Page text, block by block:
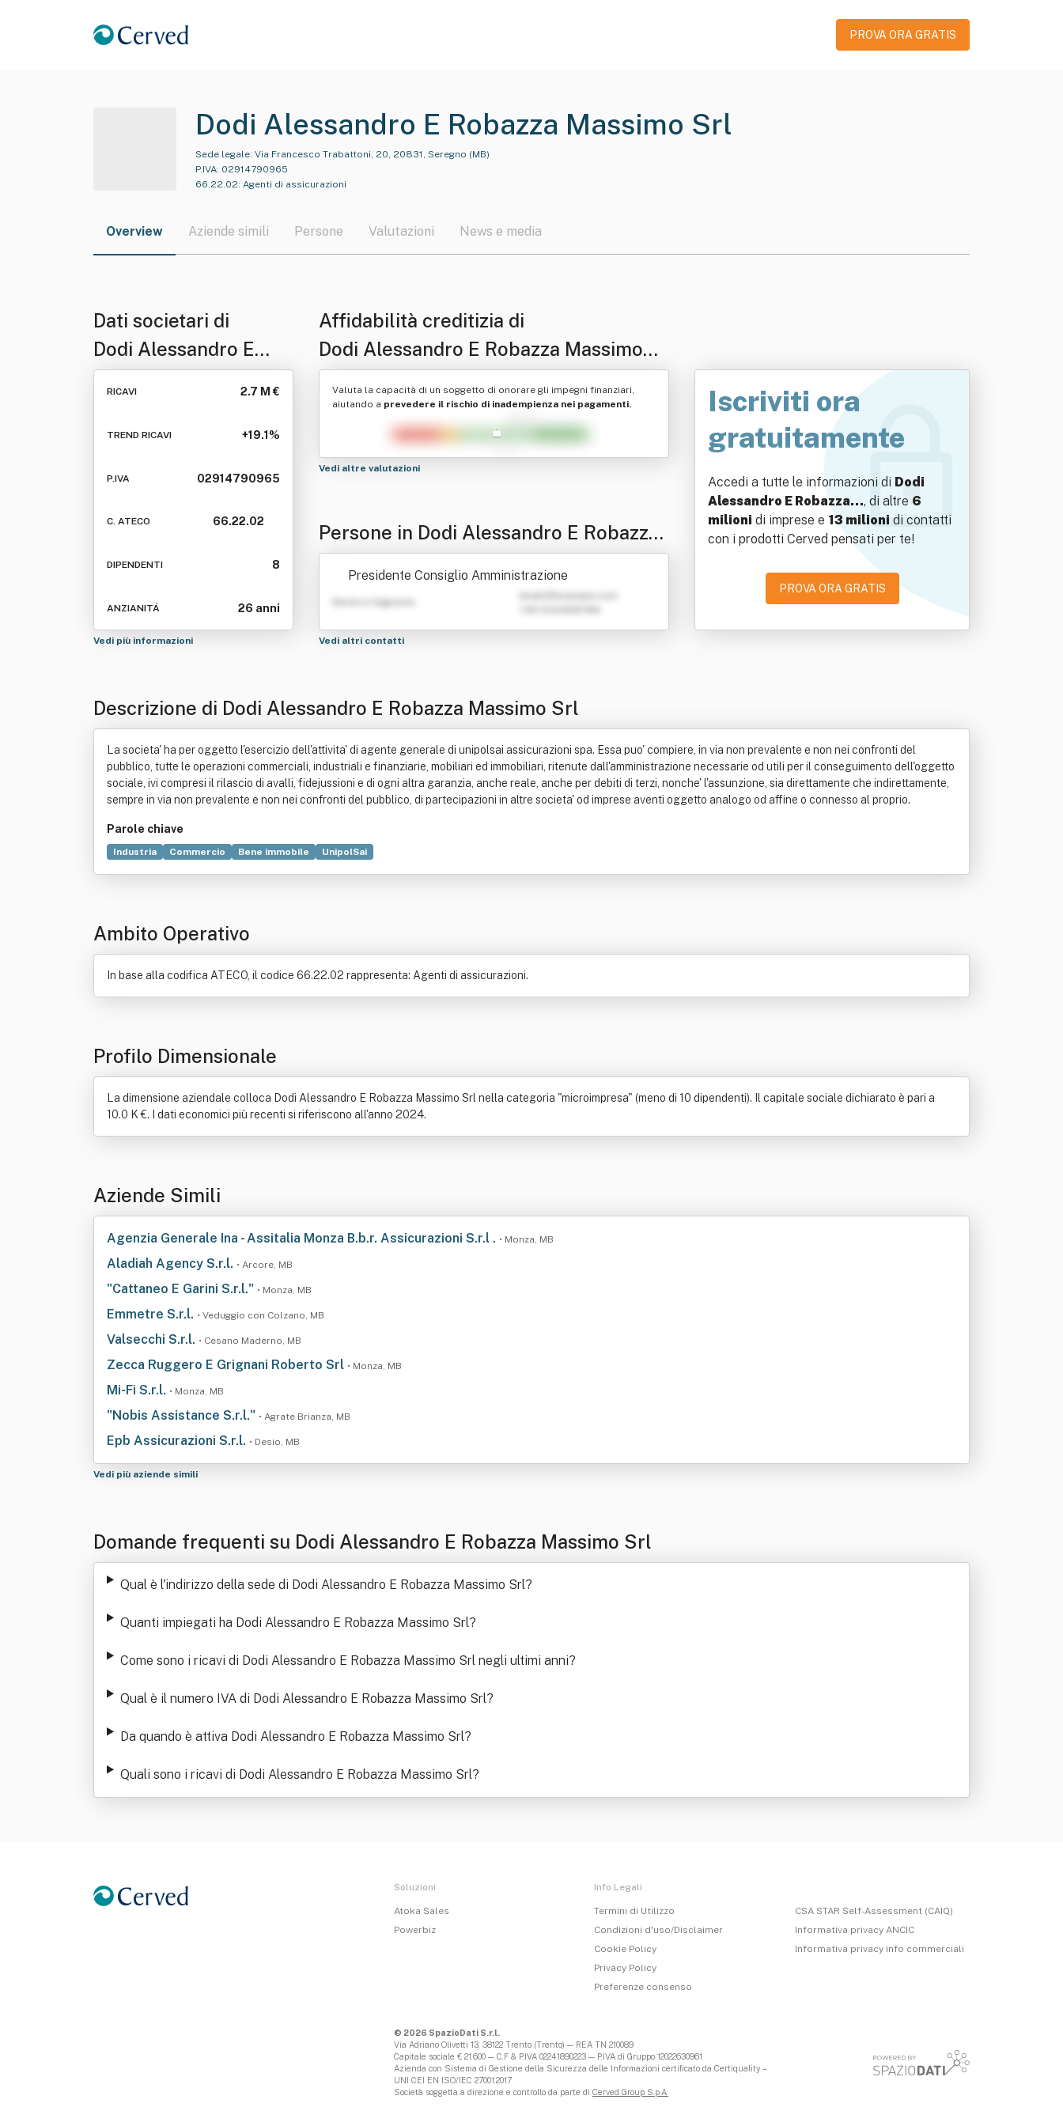
PROVA ORA GRATIS
Dodi Alessandro E Robazza Massimo Srl
Sede legale: Via Francesco Trabattoni, 20, 20831, Seregno (MB)
P.IVA: 02914790965
66.22.02: Agenti di assicurazioni
Overview Aziende simili Persone Valutazioni News e media
Dati societari di
Dodi Alessandro E
Robazza Massimo Srl
RICAVI 2.7 M €
TREND RICAVI +19.1%
P.IVA 02914790965
C. ATECO 66.22.02
DIPENDENTI 8
ANZIANITÁ 26 anni
Vedi più informazioni
Affidabilità creditizia di
Dodi Alessandro E Robazza Massimo
Srl
Valuta la capacità di un soggetto di onorare gli impegni finanziari,
aiutando a prevedere il rischio di inadempienza nei pagamenti.
Vedi altre valutazioni
Persone in Dodi Alessandro E Robazza
Massimo Srl
Presidente Consiglio Amministrazione
Nome e Cognome
Vedi altri contatti
Iscriviti ora
gratuitamente
Accedi a tutte le informazioni di Dodi
Alessandro E Robazza…, di altre 6
milioni di imprese e 13 milioni di contatti
con i prodotti Cerved pensati per te!
PROVA ORA GRATIS
Descrizione di Dodi Alessandro E Robazza Massimo Srl
La societa' ha per oggetto l'esercizio dell'attivita' di agente generale di unipolsai assicurazioni spa. Essa puo' compiere, in via non prevalente e non nei confronti del
pubblico, tutte le operazioni commerciali, industriali e finanziarie, mobiliari ed immobiliari, ritenute dall'amministrazione necessarie od utili per il conseguimento dell'oggetto
sociale, ivi compresi il rilascio di avalli, fidejussioni e di ogni altra garanzia, anche reale, anche per debiti di terzi, nonche' l'assunzione, sia direttamente che indirettamente,
sempre in via non prevalente e non nei confronti del pubblico, di partecipazioni in altre societa' od imprese aventi oggetto analogo od affine o connesso al proprio.
Parole chiave
Industria Commercio Bene immobile UnipolSai
Ambito Operativo
In base alla codifica ATECO, il codice 66.22.02 rappresenta: Agenti di assicurazioni.
Profilo Dimensionale
La dimensione aziendale colloca Dodi Alessandro E Robazza Massimo Srl nella categoria "microimpresa" (meno di 10 dipendenti). Il capitale sociale dichiarato è pari a
10.0 K €. I dati economici più recenti si riferiscono all'anno 2024.
Aziende Simili
Agenzia Generale Ina - Assitalia Monza B.b.r. Assicurazioni S.r.l . • Monza, MB
Aladiah Agency S.r.l. • Arcore, MB
"Cattaneo E Garini S.r.l." • Monza, MB
Emmetre S.r.l. • Veduggio con Colzano, MB
Valsecchi S.r.l. • Cesano Maderno, MB
Zecca Ruggero E Grignani Roberto Srl • Monza, MB
Mi-Fi S.r.l. • Monza, MB
"Nobis Assistance S.r.l." • Agrate Brianza, MB
Epb Assicurazioni S.r.l. • Desio, MB
Vedi più aziende simili
Domande frequenti su Dodi Alessandro E Robazza Massimo Srl
Qual è l'indirizzo della sede di Dodi Alessandro E Robazza Massimo Srl?
Quanti impiegati ha Dodi Alessandro E Robazza Massimo Srl?
Come sono i ricavi di Dodi Alessandro E Robazza Massimo Srl negli ultimi anni?
Qual è il numero IVA di Dodi Alessandro E Robazza Massimo Srl?
Da quando è attiva Dodi Alessandro E Robazza Massimo Srl?
Quali sono i ricavi di Dodi Alessandro E Robazza Massimo Srl?
Soluzioni
Atoka Sales
Powerbiz
Info Legali
Termini di Utilizzo
Condizioni d'uso/Disclaimer
Cookie Policy
Privacy Policy
Preferenze consenso
CSA STAR Self-Assessment (CAIQ)
Informativa privacy ANCIC
Informativa privacy info commerciali
© 2026 SpazioDati S.r.l.
Via Adriano Olivetti 13, 38122 Trento (Trento) — REA TN 210089
Capitale sociale € 21.600 — C.F & P.IVA 02241890223 — P.IVA di Gruppo 12022630961
Azienda con Sistema di Gestione della Sicurezza delle Informazioni certificato da Certiquality –
UNI CEI EN ISO/IEC 27001:2017
Società soggetta a direzione e controllo da parte di Cerved Group S.p.A.